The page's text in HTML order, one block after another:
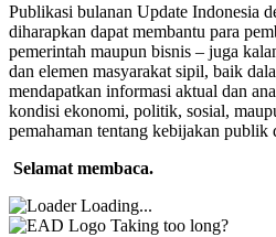
Publikasi bulanan Update Indonesia
diharapkan dapat membantu para
pemerintah maupun bisnis – juga
dan elemen masyarakat sipil, baik
mendapatkan informasi aktual dan
kondisi ekonomi, politik, sosial,
pemahaman tentang kebijakan publik
Selamat membaca.
Loading...
Taking too long?